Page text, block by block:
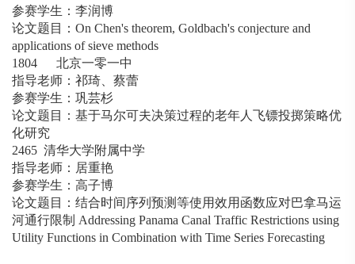
参赛学生：李润博
论文题目：On Chen's theorem, Goldbach's conjecture and
applications of sieve methods
1804 北京一零一中
指导老师：祁琦、蔡蕾
参赛学生：巩芸杉
论文题目：基于马尔可夫决策过程的老年人飞镖投掷策略优
化研究
2465 清华大学附属中学
指导老师：居重艳
参赛学生：高子博
论文题目：结合时间序列预测等使用效用函数应对巴拿马运
河通行限制 Addressing Panama Canal Traffic Restrictions using
Utility Functions in Combination with Time Series Forecasting